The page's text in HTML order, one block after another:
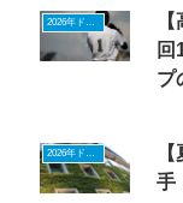
回
プ
2026年ドラフトニュース
手